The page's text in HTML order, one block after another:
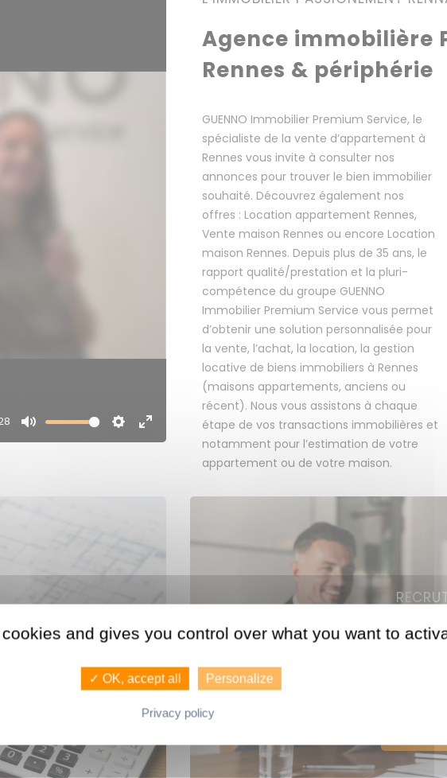
Settings
Enter
Agence immobilière
Rennes & périphérie
GUENNO Immobilier Premium Service, le
spécialiste de la vente d’appartement à
Rennes vous invite à consulter nos
annonces pour trouver le bien immobilier
souhaité. Découvrez également nos
offres : Location appartement Rennes,
Vente maison Rennes ou encore Location
maison Rennes. Depuis plus de 35 ans, le
rapport qualité/prestation et la pluri-
compétence du groupe GUENNO
Immobilier Premium Service vous permet
d’obtenir une solution personnalisée pour
la vente, l’achat, la location, la gestion
locative de biens immobiliers à Rennes
(maisons appartements, anciens ou
récent). Nous vous assistons à chaque
étape de vos transactions immobilières et
notamment pour l’estimation de votre
appartement ou de votre maison.
NOUS
CONSEILLERS
AGENCES,
and gives you control over what you want to
✓ OK, accept all Personalize
Privacy policy